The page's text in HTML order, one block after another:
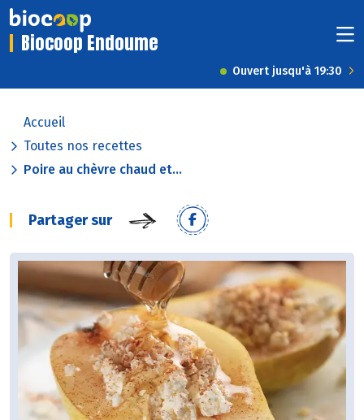
Biocoop Endoume
Ouvert jusqu'à 19:30
Accueil
Toutes nos recettes
Poire au chèvre chaud et...
Partager sur